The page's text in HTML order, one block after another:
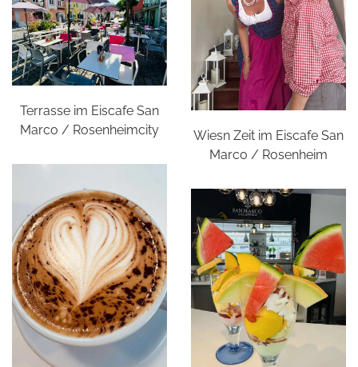
Wiesn Zeit im Eiscafe San
Marco / Rosenheim
Terrasse im Eiscafe San
Marco / Rosenheimcity